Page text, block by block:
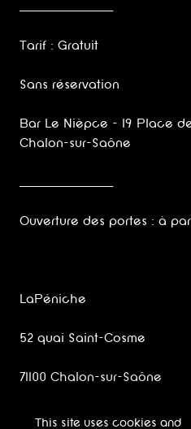
Tarif : Gratuit
Sans réservation
Bar Le Nièpce - 19 Place
Chalon-sur-Saône
Ouverture des portes : à
LaPéniche
52 quai Saint-Cosme
71100 Chalon-sur-Saône
www.lapeniche.org/
This site uses cookies and